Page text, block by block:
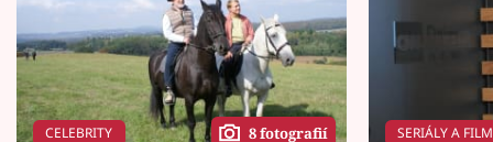
CELEBRITY 8 fotografií SERIÁLY A